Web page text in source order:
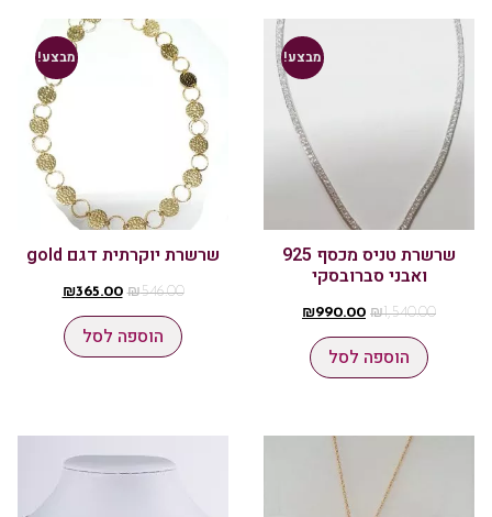
מבצע!
שרשרת טניס מכסף 925
ואבני סברובסקי
₪1,540.00
₪990.00
הוספה לסל
מבצע!
שרשרת יוקרתית דגם gold
₪546.00
₪365.00
הוספה לסל